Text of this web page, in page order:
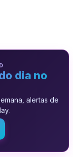
dia no
alertas de